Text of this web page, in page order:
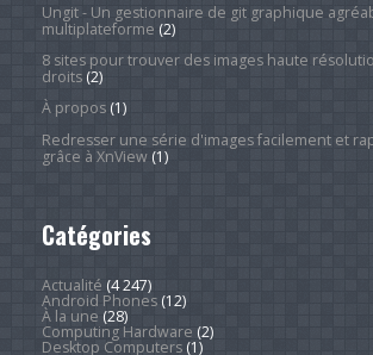
Ungit - Un gestionnaire de git graphique
multiplateforme (2)
8 sites pour trouver des images haute
droits(2)
À propos(1)
Redresser une série d'images facilement et
grâce à XnView(1)
Catégories
Actualité (4 247)
Android Phones(12)
À la une (28)
Computing Hardware (2)
Desktop Computers(1)